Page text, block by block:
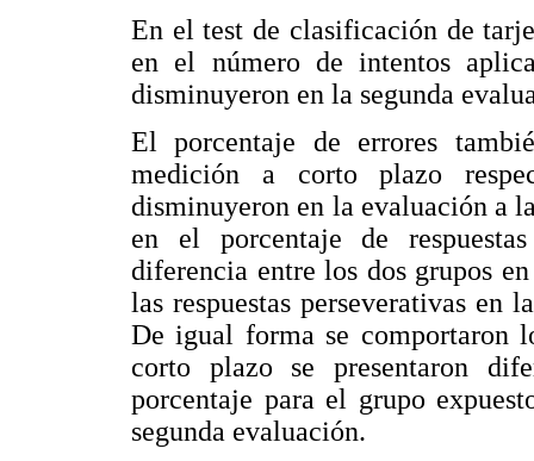
En el test de clasificación de
en el número de intentos
disminuyeron en la segunda
El porcentaje de errores
medición a corto plazo
disminuyeron en la evaluación a
en el porcentaje de
diferencia entre los dos grupos
las respuestas perseverativas en
De igual forma se comportaron
corto plazo se presentaron
porcentaje para el grupo
segunda evaluación.